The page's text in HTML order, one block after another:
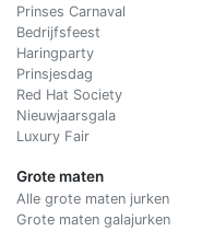
Prinses Carnaval
Bedrijfsfeest
Haringparty
Prinsjesdag
Red Hat Society
Nieuwjaarsgala
Luxury Fair
Grote maten
Alle grote maten jurken
Grote maten galajurken